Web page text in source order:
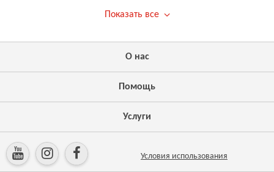
Показать все
О нас
Помощь
Услуги
Условия использования